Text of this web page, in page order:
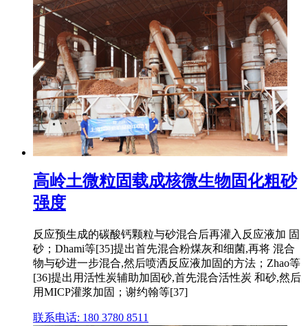
高岭土微粒固载成核微生物固化粗砂
强度
反应预生成的碳酸钙颗粒与砂混合后再灌入反应液加 固
砂；Dhami等[35]提出首先混合粉煤灰和细菌,再将 混合
物与砂进一步混合,然后喷洒反应液加固的方法；Zhao等
[36]提出用活性炭辅助加固砂,首先混合活性炭 和砂,然后
用MICP灌浆加固；谢约翰等[37]
联系电话: 180 3780 8511